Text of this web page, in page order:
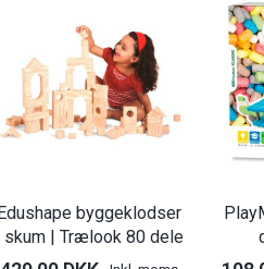
byggeklodser
skum | Trælook 80 dele